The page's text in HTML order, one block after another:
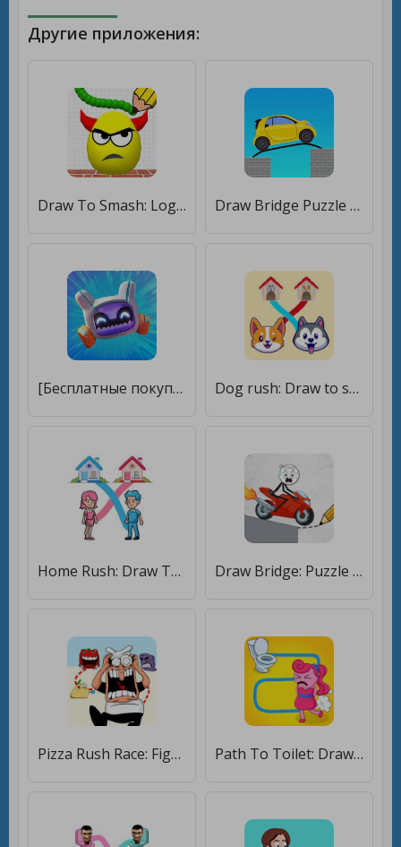
Другие приложения:
Draw To Smash: Logic puzzle [Мод меню] Draw Bridge Puzzle - Draw Game [Много монет]
[Бесплатные покупки] Dog rush: Draw to save games [Много монет]
Home Rush: Draw To Go Home [Мод меню] Draw Bridge: Puzzle Games [Много денег]
Pizza Rush Race: Fighting Boss [Бесплатные покупки] Path To Toilet: Draw To Line [Мод меню]